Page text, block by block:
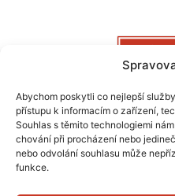
Abychom poskytli co nejlepší
přístupu k informacím o zařízení,
Souhlas s těmito technologiemi
chování při procházení nebo
nebo odvolání souhlasu může
funkce.
Měsíčník, 20 let tradice,
ks (rok 2023), výdejní místa
online verze.